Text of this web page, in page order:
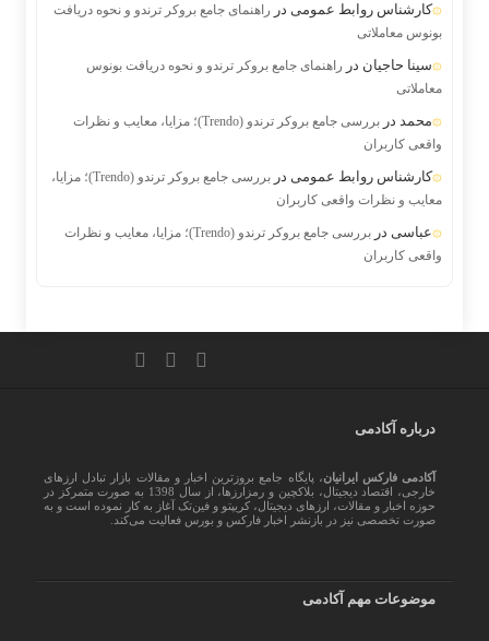
کارشناس روابط عمومی در راهنمای جامع بروکر ترندو و نحوه دریافت
بونوس معاملاتی
سینا حاجیان در راهنمای جامع بروکر ترندو و نحوه دریافت بونوس
معاملاتی
محمد در
بررسی جامع بروکر ترندو (Trendo)؛ مزایا، معایب و نظرات
واقعی کاربران
کارشناس روابط عمومی در
بررسی جامع بروکر ترندو (Trendo)؛ مزایا،
معایب و نظرات واقعی کاربران
عباسی در
بررسی جامع بروکر ترندو (Trendo)؛ مزایا، معایب و نظرات
واقعی کاربران
درباره آکادمی
آکادمی فارکس ایرانیان، پایگاه جامع بروزترین اخبار و مقالات بازار تبادل ارزهای
خارجی، اقتصاد دیجیتال، بلاکچین و رمزارزها، از سال 1398 به صورت متمرکز در
حوزه اخبار و مقالات، ارزهای‌ دیجیتال، کریپتو و فین‌تک آغاز به کار نموده است و به
صورت تخصصی نیز در بازنشر اخبار فارکس و بورس فعالیت می‌کند.
موضوعات مهم آکادمی